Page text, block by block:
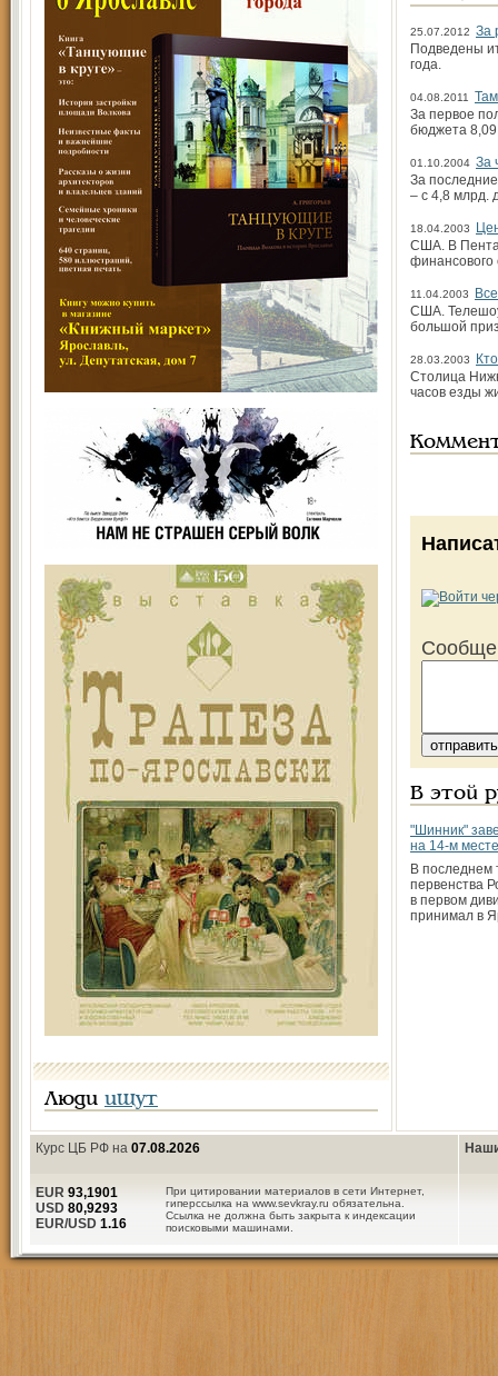
Люди ищут
25.07.2012 За
Подведены
года.
04.08.2011
За первое
бюджета 8,09
01.10.2004 За
За
– с 4,8 млрд.
18.04.2003
США. В
финансового
11.04.2003
США.
большой
28.03.2003
Столица
часов езды
В этой
"Шинник"
на 14-м месте
В последнем
первенства
в первом
принимал в
Курс ЦБ РФ на 07.08.2026
При цитировании материалов в сети Интернет,
гиперссылка на www.sevkray.ru обязательна.
Ссылка не должна быть закрыта к индексации
поисковыми машинами.
EUR 93,1901
USD 80,9293
EUR/USD 1.16